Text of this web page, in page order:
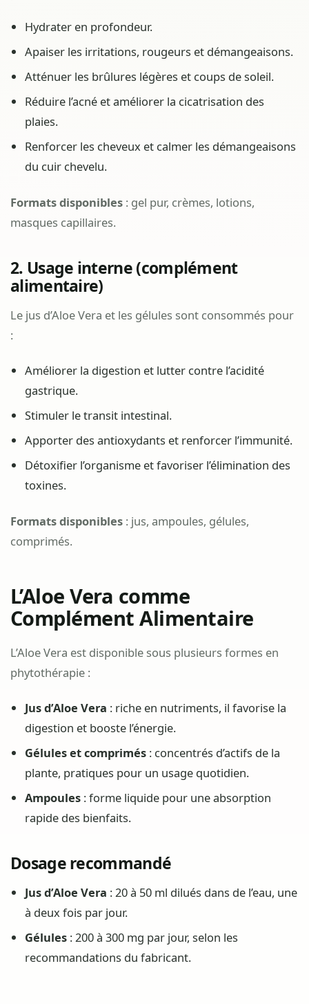
Hydrater en profondeur.
Apaiser les irritations, rougeurs et démangeaisons.
Atténuer les brûlures légères et coups de soleil.
Réduire l’acné et améliorer la cicatrisation des
plaies.
Renforcer les cheveux et calmer les démangeaisons
du cuir chevelu.
Formats disponibles : gel pur, crèmes, lotions,
masques capillaires.
2. Usage interne (complément
alimentaire)
Le jus d’Aloe Vera et les gélules sont consommés pour
:
Améliorer la digestion et lutter contre l’acidité
gastrique.
Stimuler le transit intestinal.
Apporter des antioxydants et renforcer l’immunité.
Détoxifier l’organisme et favoriser l’élimination des
toxines.
Formats disponibles : jus, ampoules, gélules,
comprimés.
L’Aloe Vera comme
Complément Alimentaire
L’Aloe Vera est disponible sous plusieurs formes en
phytothérapie :
Jus d’Aloe Vera : riche en nutriments, il favorise la
digestion et booste l’énergie.
Gélules et comprimés: concentrés d’actifs de la
plante, pratiques pour un usage quotidien.
Ampoules: forme liquide pour une absorption
rapide des bienfaits.
Dosage recommandé
Jus d’Aloe Vera : 20 à 50 ml dilués dans de l’eau, une
à deux fois par jour.
Gélules: 200 à 300 mg par jour, selon les
recommandations du fabricant.